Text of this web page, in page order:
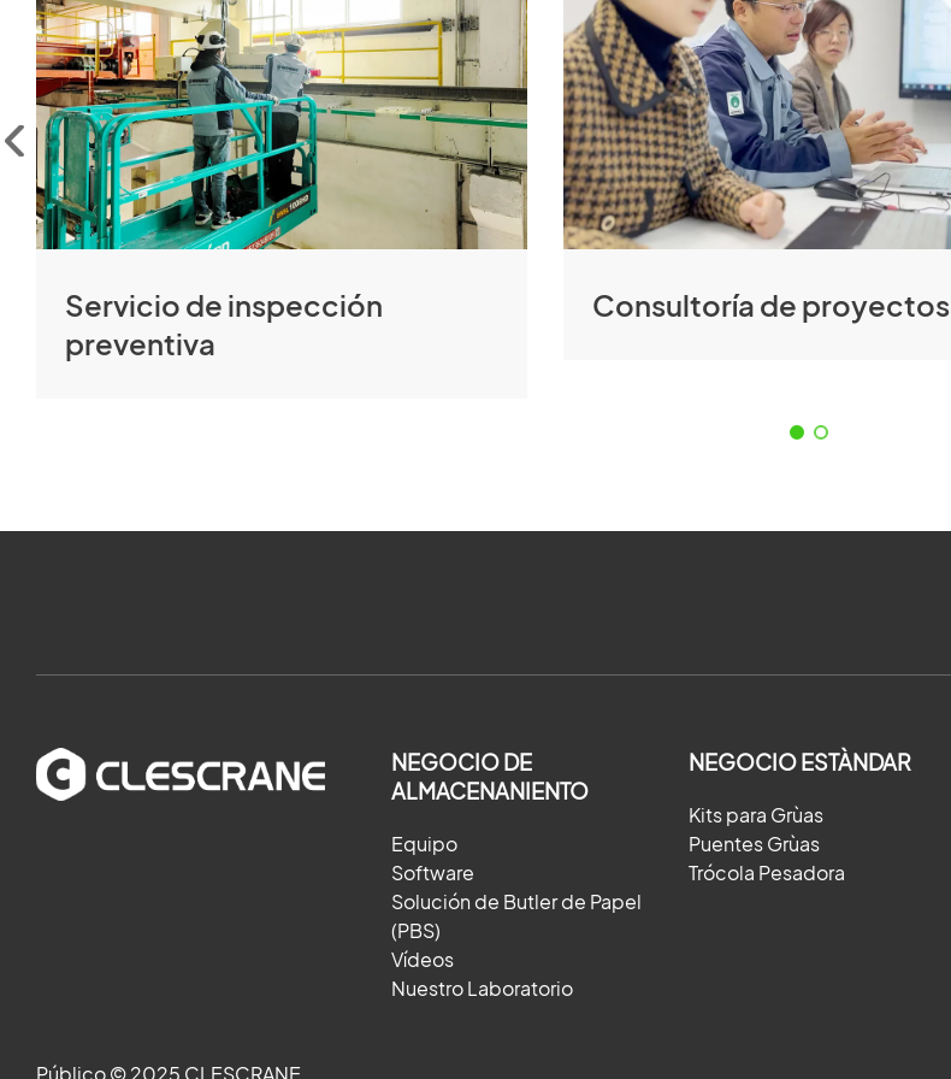
Servicio de inspección
preventiva
Consultoría de proyectos
NEGOCIO DE
ALMACENANIENTO
Equipo
Software
Solución de Butler de Papel
(PBS)
Vídeos
Nuestro Laboratorio
NEGOCIO ESTÀNDAR
Kits para Grùas
Puentes Grùas
Trócola Pesadora
Público © 2025 CLESCRANE